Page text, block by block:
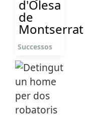
d'Olesa
de
Montserrat
Successos